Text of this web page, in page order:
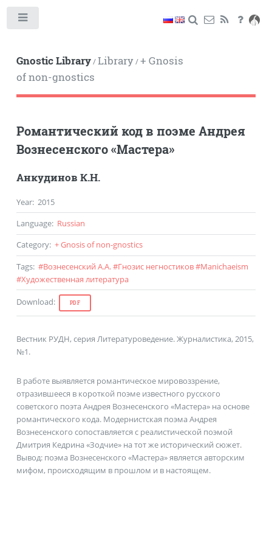
Gnostic Library/Library/+ Gnosis
of non-gnostics
Романтический код в поэме Андрея
Вознесенского «Мастера»
Анкудинов К.Н.
Year: 2015
Language: Russian
Category: + Gnosis of non-gnostics
Tags: #Вознесенский А.А.#Гнозис негностиков#Manichaeism
#Художественная литература
Download: PDF
Вестник РУДН, серия Литературоведение. Журналистика, 2015,
№1.
В работе выявляется романтическое мировоззрение,
отразившееся в короткой поэме известного русского
советского поэта Андрея Вознесенского «Мастера» на основе
романтического кода. Модернистская поэма Андрея
Вознесенского сопоставляется с реалистической поэмой
Дмитрия Кедрина «Зодчие» на тот же исторический сюжет.
Вывод: поэма Вознесенского «Мастера» является авторским
мифом, происходящим в прошлом и в настоящем.